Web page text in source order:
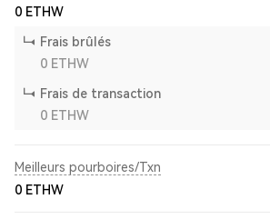
0 ETHW
Frais brûlés
0 ETHW
Frais de transaction
0 ETHW
Meilleurs pourboires/Txn
0 ETHW